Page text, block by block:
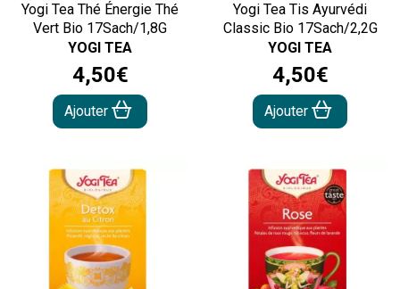
Yogi Tea Thé Énergie Thé
Vert Bio 17Sach/1,8G
YOGI TEA
4,50€
Ajouter
Yogi Tea Tis Ayurvédi
Classic Bio 17Sach/2,2G
YOGI TEA
4,50€
Ajouter